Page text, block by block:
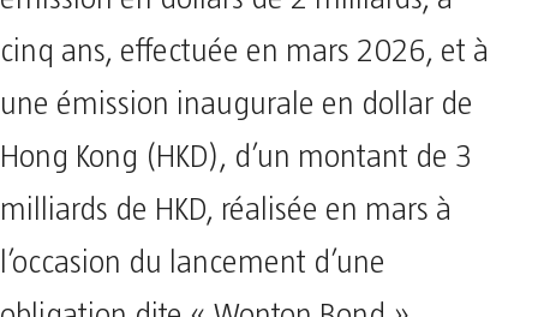
cinq ans, effectuée en mars 2026, et à
une émission inaugurale en dollar de
Hong Kong (HKD), d’un montant de 3
milliards de HKD, réalisée en mars à
l’occasion du lancement d’une